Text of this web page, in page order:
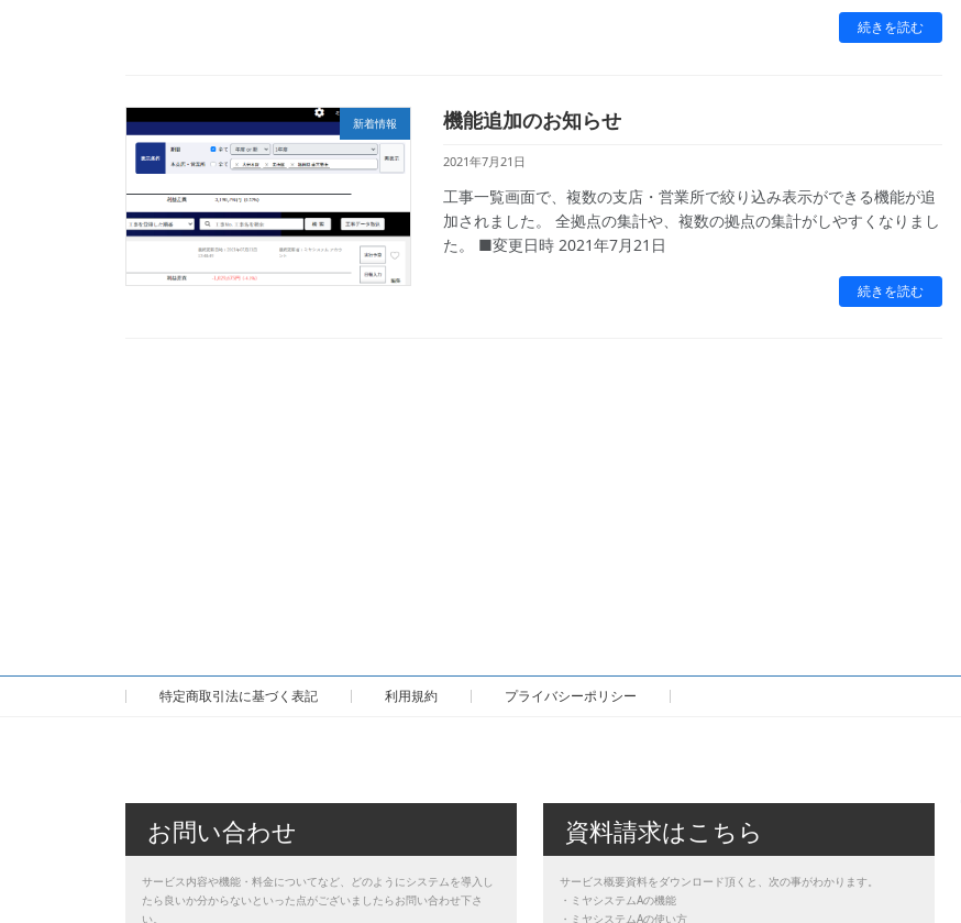
続きを読む
新着情報 機能追加のお知らせ
2021年7月21日
工事一覧画面で、複数の支店・営業所で絞り込み表示ができる機能が追
加されました。 全拠点の集計や、複数の拠点の集計がしやすくなりまし
た。 ■変更日時 2021年7月21日
続きを読む
特定商取引法に基づく表記 利用規約 プライバシーポリシー
お問い合わせ
サービス内容や機能・料金についてなど、どのようにシステムを導入し
たら良いか分からないといった点がございましたらお問い合わせ下さ
い。
資料請求はこちら
サービス概要資料をダウンロード頂くと、次の事がわかります。
・ミヤシステムAの機能
・ミヤシステムAの使い方